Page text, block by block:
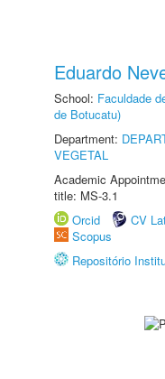
Eduardo
School: Faculdade
de Botucatu)
Department:
VEGETAL
Academic
title: MS-3.1
Orcid
CV
Scopus
Repositório